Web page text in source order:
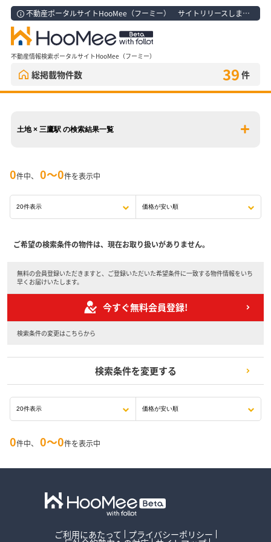
不動産ポータルサイトHooMee（フーミー） サイトリリースしました！
不動産情報検索ポータルサイトHooMee（フーミー）
総掲載物件数 39 件
土地 × 三鷹駅 の検索結果一覧
0件中、 0〜0件を表示中
ご希望の検索条件の物件は、現在お取り扱いがありません。
無料の会員登録いただきますと、ご登録いただいた希望条件に一致する物件情報をいち
早くお届けいたします。
今すぐ無料会員登録!
検索条件の変更はこちらから
検索条件を変更する
0件中、 0〜0件を表示中
ご利用にあたって プライバシーポリシー